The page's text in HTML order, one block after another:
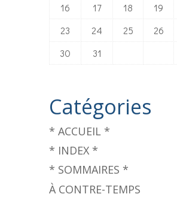
16
17 18 19
23
24 25 26
30
31
Catégories
* ACCUEIL *
* INDEX *
* SOMMAIRES *
À CONTRE-TEMPS